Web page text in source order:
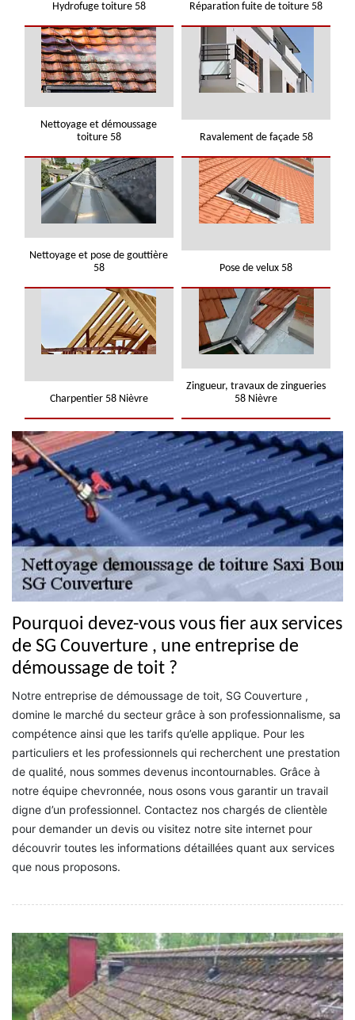
Hydrofuge toiture 58 Réparation fuite de toiture 58
Nettoyage et démoussage
toiture 58
Ravalement de façade 58
Nettoyage et pose de gouttière
58
Pose de velux 58
Charpentier 58 Nièvre
Zingueur, travaux de zingueries
58 Nièvre
Pourquoi devez-vous vous fier aux services
de SG Couverture , une entreprise de
démoussage de toit ?
Notre entreprise de démoussage de toit, SG Couverture ,
domine le marché du secteur grâce à son professionnalisme, sa
compétence ainsi que les tarifs qu’elle applique. Pour les
particuliers et les professionnels qui recherchent une prestation
de qualité, nous sommes devenus incontournables. Grâce à
notre équipe chevronnée, nous osons vous garantir un travail
digne d’un professionnel. Contactez nos chargés de clientèle
pour demander un devis ou visitez notre site internet pour
découvrir toutes les informations détaillées quant aux services
que nous proposons.